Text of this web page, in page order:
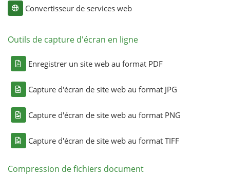
Convertisseur de services web
Outils de capture d'écran en ligne
Enregistrer un site web au format PDF
Capture d'écran de site web au format JPG
Capture d'écran de site web au format PNG
Capture d'écran de site web au format TIFF
Compression de fichiers document